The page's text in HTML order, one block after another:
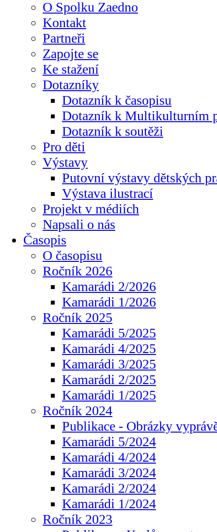
O Spolku Zaedno
Kontakt
Partneři
Zapojte se
Ke stažení
Dotazníky
Dotazník k časopisu
Dotazník k Multikulturním
Dotazník k soutěži
Pro děti
Výstavy
Putovní výstavy dětských
Výstava ilustrací
Projekt v médiích
Napsali o nás
Časopis
O časopisu
Ročník 2026
Kamarádi 2/2026
Kamarádi 1/2026
Ročník 2025
Kamarádi 5/2025
Kamarádi 4/2025
Kamarádi 3/2025
Kamarádi 2/2025
Kamarádi 1/2025
Ročník 2024
Publikace - Obrázky
Kamarádi 5/2024
Kamarádi 4/2024
Kamarádi 3/2024
Kamarádi 2/2024
Kamarádi 1/2024
Ročník 2023